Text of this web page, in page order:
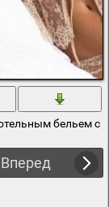
окрашенному
бельем с
Вперед